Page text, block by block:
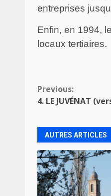
entreprises
Enfin, en 1994,
locaux tertiaires.
Continue
Previous:
4. LE JUVÉNAT
AUTRES ARTICLES